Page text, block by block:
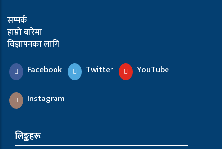
सम्पर्क
हाम्रो बारेमा
विज्ञापनका लागि
Facebook
Twitter YouTube
Instagram
लिङ्कहरू